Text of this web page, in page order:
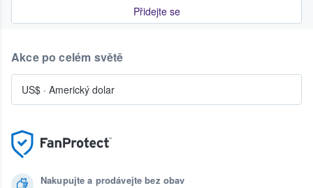
Přidejte se
Nakupujte a prodávejte bez obav
Akce po celém světě
US$ · Americký dolar